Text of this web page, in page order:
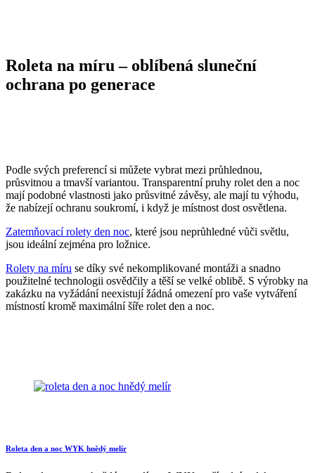
Roleta na míru – oblíbená sluneční
ochrana po generace
Podle svých preferencí si můžete vybrat mezi průhlednou,
průsvitnou a tmavší variantou. Transparentní pruhy rolet den a noc
mají podobné vlastnosti jako průsvitné závěsy, ale mají tu výhodu,
že nabízejí ochranu soukromí, i když je místnost dost osvětlena.
Zatemňovací rolety den noc, které jsou neprůhledné vůči světlu,
jsou ideální zejména pro ložnice.
Rolety na míru se díky své nekomplikované montáži a snadno
použitelné technologii osvědčily a těší se velké oblibě. S výrobky na
zakázku na vyžádání neexistují žádná omezení pro vaše vytváření
místností kromě maximální šíře rolet den a noc.
Roleta den a noc WYK hnědý melír